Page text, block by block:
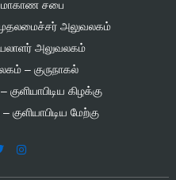
மாகாண சபை
அலுவலகம்
அலுவலகம்
– குருநாகல்
கிழக்கு
மேற்கு